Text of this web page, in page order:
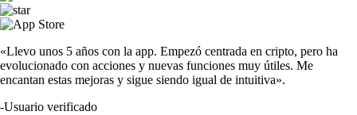
«Llevo unos 5 años con la app. Empezó centrada en cripto, pero ha
evolucionado con acciones y nuevas funciones muy útiles. Me
encantan estas mejoras y sigue siendo igual de intuitiva».
-Usuario verificado